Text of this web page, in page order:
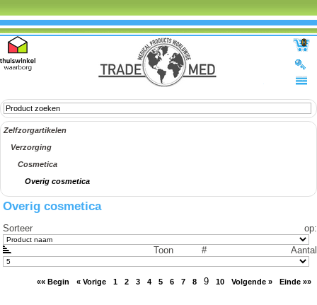
0
Zelfzorgartikelen
Verzorging
Cosmetica
Overig cosmetica
Overig cosmetica
Sorteer op:
Toon # Aantal
«« Begin « Vorige 1 2 3 4 5 6 7 8 9 10 Volgende » Einde »»